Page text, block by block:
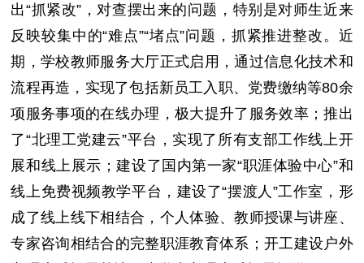
出“抓紧改”，对查摆出来的问题，特别是对师生近来
反映较集中的“难点”“堵点”问题，抓紧推进整改。近
期，学校教师服务大厅正式启用，通过信息化技术和
流程再造，实现了包括新员工入职、党费缴纳等80余
项服务事项的在线办理，极大提升了服务效率；推出
了“北理工党建云”平台，实现了所有支部工作线上开
展和线上展示；建设了国内第一家“职涯体验中心”和
线上免费视频教学平台，建设了“摆渡人”工作室，形
成了线上线下相结合，个人体验、教师授课与讲座、
专家咨询相结合的完整职涯教育体系；开工建设户外